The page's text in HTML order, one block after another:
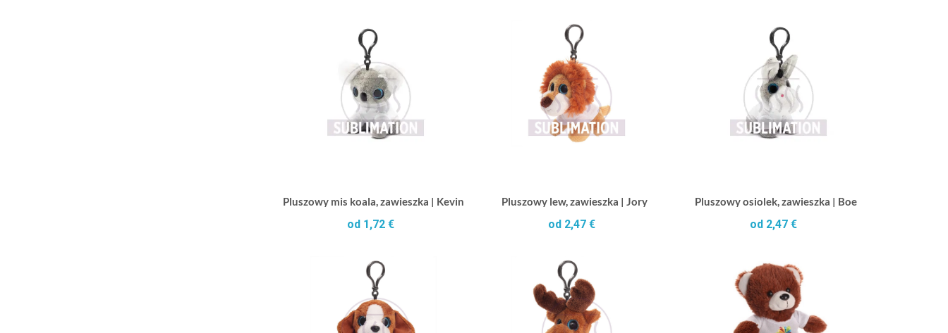
Pluszowy mis koala, zawieszka | Kevin
od 1,72 €
Pluszowy lew, zawieszka | Jory
od 2,47 €
Pluszowy osiolek, zawieszka | Boe
od 2,47 €